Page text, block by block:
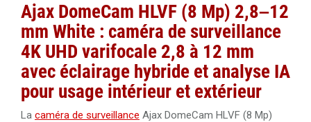
Ajax DomeCam HLVF (8 Mp) 2,8–12
mm White : caméra de surveillance
4K UHD varifocale 2,8 à 12 mm
avec éclairage hybride et analyse IA
pour usage intérieur et extérieur
La caméra de surveillance Ajax DomeCam HLVF (8 Mp)